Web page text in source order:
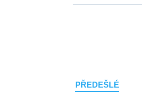
Post
navigation
PŘEDEŠLÉ